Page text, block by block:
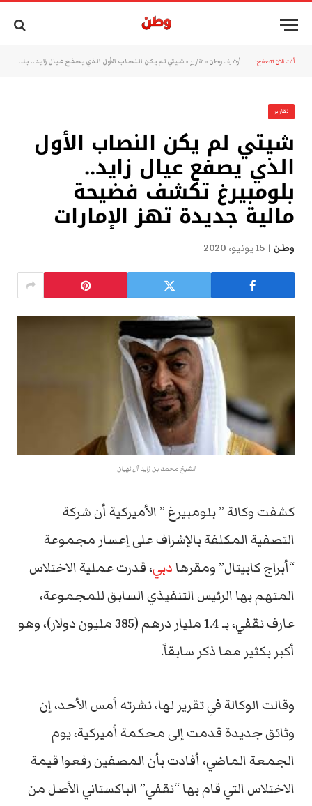
أنت الآن تتصفح: أرشيف وطن » تقارير » شيتي لم يكن النصاب الأول الذي يصفع عيال زايد.. بلومبيرغ تكشف فضيحة مالية جديدة تهز الإمارات
تقارير
شيتي لم يكن النصاب الأول
الذي يصفع عيال زايد..
بلومبيرغ تكشف فضيحة
مالية جديدة تهز الإمارات
وطن 15 يونيو، 2020
الشيخ محمد بن زايد آل نهيان
كشفت وكالة ” بلومبيرغ ” الأميركية أن شركة
التصفية المكلفة بالإشراف على إعسار مجموعة
“أبراج كابيتال” ومقرها دبي، قدرت عملية الاختلاس
المتهم بها الرئيس التنفيذي السابق للمجموعة،
عارف نقفي، بـ 1.4 مليار درهم (385 مليون دولار)، وهو
أكبر بكثير مما ذكر سابقاً.
وقالت الوكالة في تقرير لها، نشرته أمس الأحد، إن
وثائق جديدة قدمت إلى محكمة أميركية، يوم
الجمعة الماضي، أفادت بأن المصفين رفعوا قيمة
الاختلاس التي قام بها “نقفي” الباكستاني الأصل من